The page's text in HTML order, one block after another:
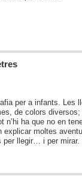
per a infants. Les
de colors diversos;
n’hi ha que no en
explicar moltes
per llegir… i per mirar.